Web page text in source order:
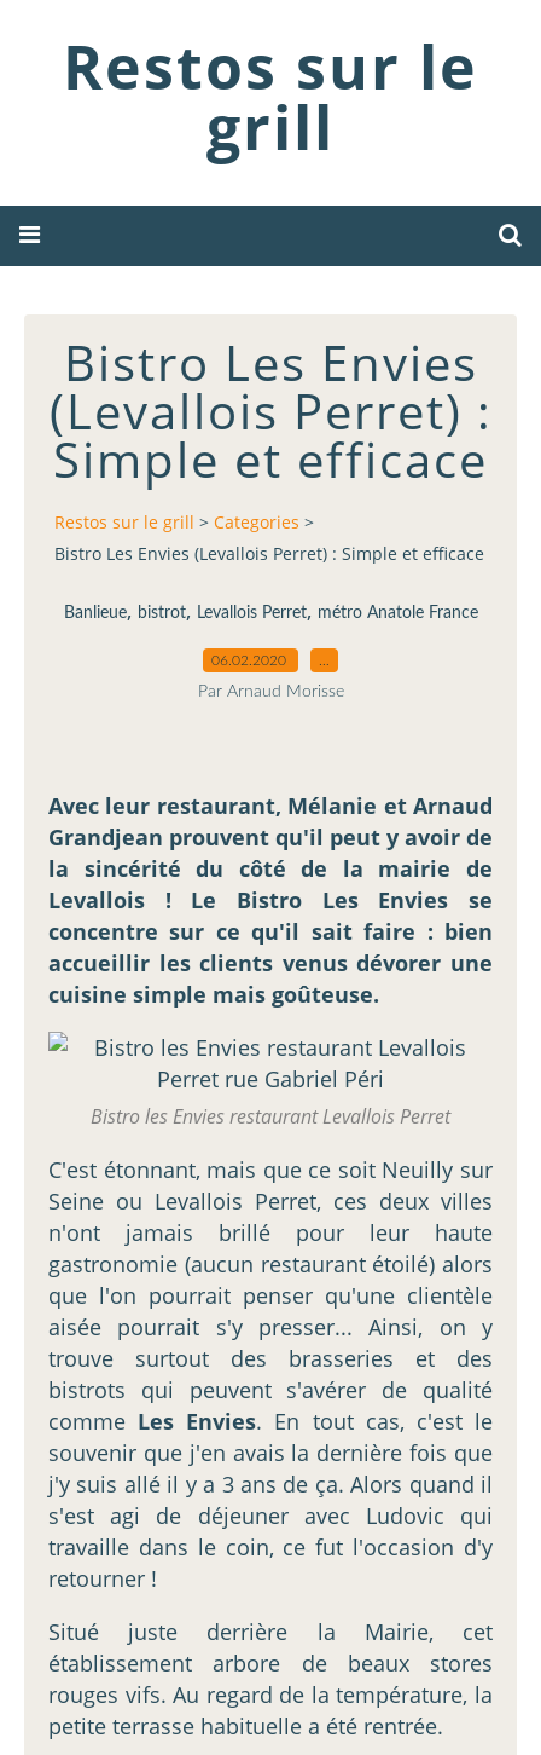
Restos sur le
grill
Bistro Les Envies
(Levallois Perret) :
Simple et efficace
Restos sur le grill > Categories >
Bistro Les Envies (Levallois Perret) : Simple et efficace
Banlieue, bistrot, Levallois Perret, métro Anatole France
06.02.2020
Par Arnaud Morisse
Avec leur restaurant, Mélanie et Arnaud
Grandjean prouvent qu'il peut y avoir de
la sincérité du côté de la mairie de
Levallois ! Le Bistro Les Envies se
concentre sur ce qu'il sait faire : bien
accueillir les clients venus dévorer une
cuisine simple mais goûteuse.
Bistro les Envies restaurant Levallois Perret
C'est étonnant, mais que ce soit Neuilly sur
Seine ou Levallois Perret, ces deux villes
n'ont jamais brillé pour leur haute
gastronomie (aucun restaurant étoilé) alors
que l'on pourrait penser qu'une clientèle
aisée pourrait s'y presser... Ainsi, on y
trouve surtout des brasseries et des
bistrots qui peuvent s'avérer de qualité
comme Les Envies. En tout cas, c'est le
souvenir que j'en avais la dernière fois que
j'y suis allé il y a 3 ans de ça. Alors quand il
s'est agi de déjeuner avec Ludovic qui
travaille dans le coin, ce fut l'occasion d'y
retourner !
Situé juste derrière la Mairie, cet
établissement arbore de beaux stores
rouges vifs. Au regard de la température, la
petite terrasse habituelle a été rentrée.